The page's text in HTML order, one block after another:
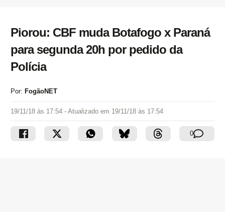
Piorou: CBF muda Botafogo x Paraná
para segunda 20h por pedido da
Polícia
Por: FogãoNET
19/11/18 às 17:54 - Atualizado em 19/11/18 às 17:54
0